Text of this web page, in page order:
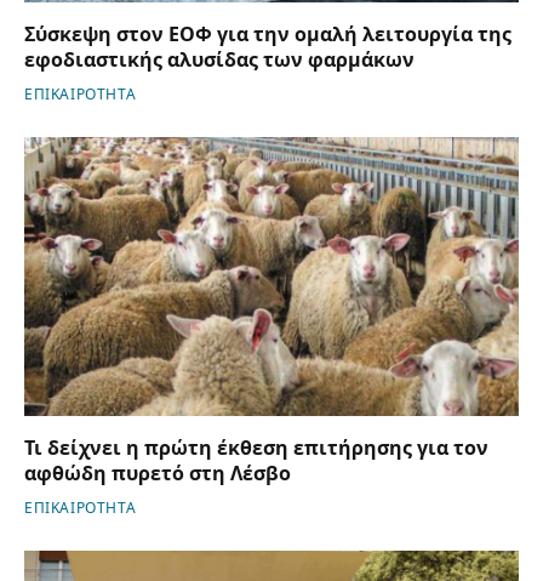
Σύσκεψη στον ΕΟΦ για την ομαλή λειτουργία της
εφοδιαστικής αλυσίδας των φαρμάκων
ΕΠΙΚΑΙΡΟΤΗΤΑ
Τι δείχνει η πρώτη έκθεση επιτήρησης για τον
αφθώδη πυρετό στη Λέσβο
ΕΠΙΚΑΙΡΟΤΗΤΑ